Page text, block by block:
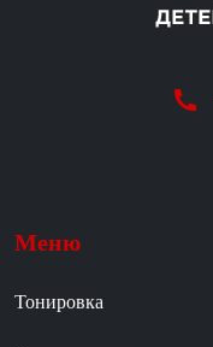
Меню
Тонировка